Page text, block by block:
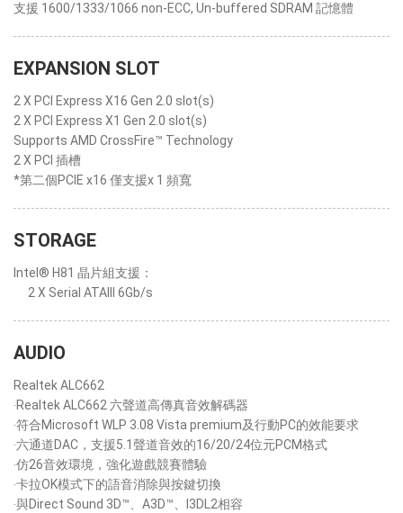
支援 1600/1333/1066 non-ECC, Un-buffered SDRAM 記憶體
EXPANSION SLOT
2 X PCI Express X16 Gen 2.0 slot(s)
2 X PCI Express X1 Gen 2.0 slot(s)
Supports AMD CrossFire™ Technology
2 X PCI 插槽
*第二個PCIE x16 僅支援x 1 頻寬
STORAGE
Intel® H81 晶片組支援：
2 X Serial ATAIII 6Gb/s
AUDIO
Realtek ALC662
‧Realtek ALC662 六聲道高傳真音效解碼器
‧符合Microsoft WLP 3.08 Vista premium及行動PC的效能要求
‧六通道DAC，支援5.1聲道音效的16/20/24位元PCM格式
‧仿26音效環境，強化遊戲競賽體驗
‧卡拉OK模式下的語音消除與按鍵切換
‧與Direct Sound 3D™、A3D™、I3DL2相容